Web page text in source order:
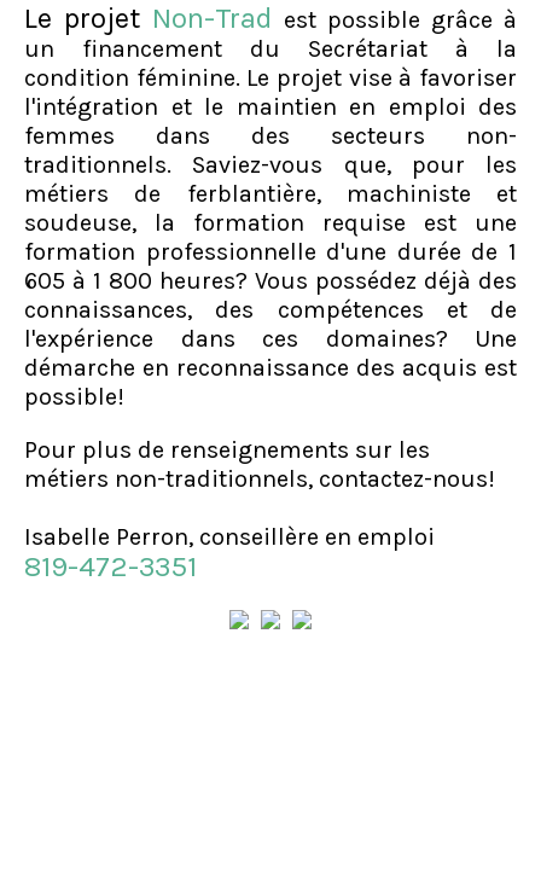
Le projet Non-Trad est possible grâce à
un financement du Secrétariat à la
condition féminine. Le projet vise à favoriser
l'intégration et le maintien en emploi des
femmes dans des secteurs non-
traditionnels. Saviez-vous que, pour les
métiers de ferblantière, machiniste et
soudeuse, la formation requise est une
formation professionnelle d'une durée de 1
605 à 1 800 heures? Vous possédez déjà des
connaissances, des compétences et de
l'expérience dans ces domaines? Une
démarche en reconnaissance des acquis est
possible!
Pour plus de renseignements sur les
métiers non-traditionnels, contactez-nous!
Isabelle Perron, conseillère en emploi
819-472-3351